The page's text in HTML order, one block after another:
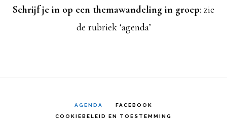
Schrijf je in op een themawandeling in groep: zie
de rubriek ‘agenda’
AGENDA
FACEBOOK
COOKIEBELEID EN TOESTEMMING